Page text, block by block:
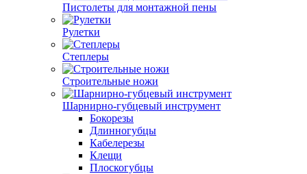
Пистолеты для монтажной пены
Рулетки
Степлеры
Строительные ножи
Шарнирно-губцевый инструмент
Бокорезы
Длинногубцы
Кабелерезы
Клещи
Плоскогубцы